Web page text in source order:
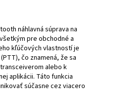
použitie v náročnom aj vlhkom
prostredí. Menu je k dispozícii
v niekoľkých jazykoch a
navigácia na vysoko
kontrastnej obrazovke LCD je
veľmi jednoduchá pomocou
multifunkčného gombíka v
hornej časti zariadenia.
náhlavná súprava na
pre obchodné a
kľúčových vlastností je
čo znamená, že sa
alebo k
aplikácii. Táto funkcia
súčasne cez viacero